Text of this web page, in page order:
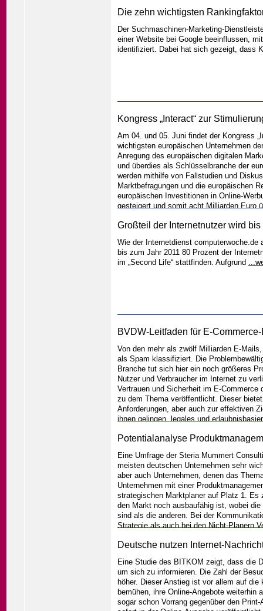
Die zehn wichtigsten
Der Suchmaschinen-Marketing-
einer Website bei Google beeinflussen,
identifiziert. Dabei hat sich gezeigt, dass
Kongress „Interact“ zur
Am 04. und 05. Juni findet der Kongress
wichtigsten europäischen Unternehmen
Anregung des europäischen digitalen
und überdies als Schlüsselbranche der
werden mithilfe von Fallstudien und
Marktbefragungen und die europäischen
europäischen Investitionen in Online-
gesteigert und somit acht Milliarden Euro
auf 76 Millionen Euro geschätzt.
Media spend 2006“ sollen vergleichbare
und die ersten Daten liegen bereits vor
vergleichbarer Daten ist sehr wichtig, um
Großteil der Internetnutzer wird
Wie der Internetdienst
bis zum Jahr 2011 80 Prozent der
im „Second Life“ stattfinden. Aufgrund
BVDW-Leitfaden für E-
Von den mehr als zwölf Milliarden E-
als Spam klassifiziert. Die
Branche tut sich hier ein noch größeres
Nutzer und Verbraucher im Internet zu
Vertrauen und Sicherheit im E-
zu dem Thema veröffentlicht. Dieser
Anforderungen, aber auch zur effektiven
ihnen gelingen, legales und
einzelnen Provider, die auch in dem
Potentialanalyse
Eine Umfrage der Steria Mummert
meisten deutschen Unternehmen sehr
aber auch Unternehmen, denen das
Unternehmen mit einer
strategischen Marktplaner auf Platz 1. Es
den Markt noch ausbaufähig ist, wobei
sind als die anderen. Bei der
Strategie als auch bei den Nicht-Planern
Außerdem kennen die Mitarbeiter die
die Umsatzgewinner bei der
...weiter
Deutsche nutzen Internet-
Eine Studie des BITKOM zeigt, dass die
um sich zu informieren. Die Zahl der
höher. Dieser Anstieg ist vor allem auf
bemühen, ihre Online-Angebote weiterhin
sogar schon Vorrang gegenüber den